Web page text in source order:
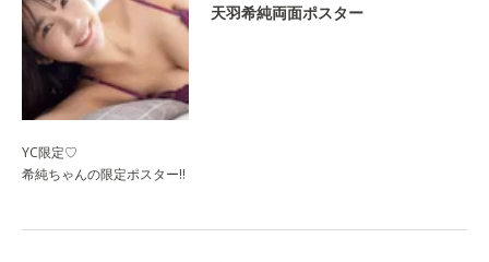
天羽希純両面ポスター
YC限定♡
希純ちゃんの限定ポスター‼